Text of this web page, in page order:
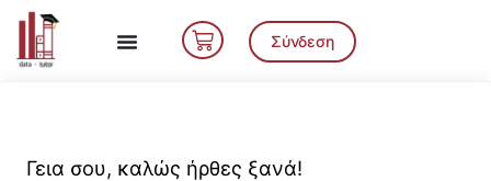
Μετάβαση
περιεχόμενο
Cart Σύνδεση
Γεια σου, καλώς ήρθες ξανά!